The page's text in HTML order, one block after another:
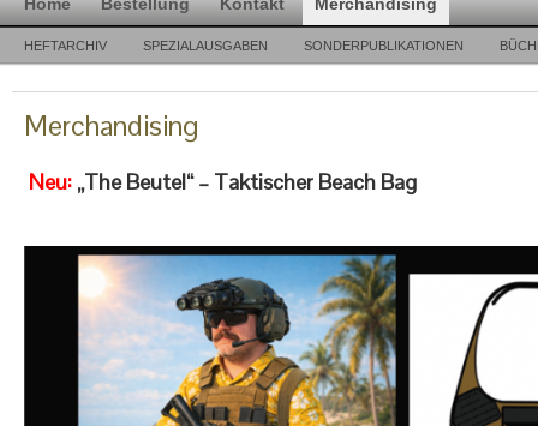
HEFTARCHIV SPEZIALAUSGABEN SONDERPUBLIKATIONEN
Merchandising
Neu: „The Beutel“ – Taktischer Beach Bag